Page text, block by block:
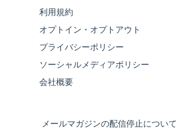
利用規約
オプトイン・オプトアウト
プライバシーポリシー
ソーシャルメディアポリシー
会社概要
メールマガジンの配信停止について